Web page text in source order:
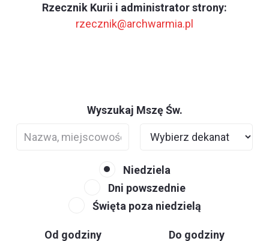
Rzecznik Kurii i administrator strony:
rzecznik@archwarmia.pl
Wyszukaj Mszę Św.
Niedziela
Dni powszednie
Święta poza niedzielą
Od godziny Do godziny